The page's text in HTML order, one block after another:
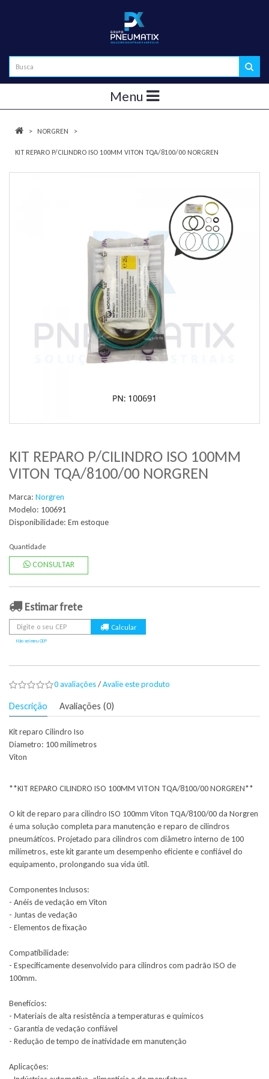
Menu
NORGREN
KIT REPARO P/CILINDRO ISO 100MM VITON TQA/8100/00 NORGREN
KIT REPARO P/CILINDRO ISO 100MM
VITON TQA/8100/00 NORGREN
Marca: Norgren
Modelo: 100691
Disponibilidade: Em estoque
Quantidade
CONSULTAR
Estimar frete
Não sei meu CEP
0 avaliações/Avalie este produto
Descrição Avaliações (0)
Kit reparo Cilindro Iso
Diametro: 100 milímetros
Viton
**KIT REPARO CILINDRO ISO 100MM VITON TQA/8100/00 NORGREN**
O kit de reparo para cilindro ISO 100mm Viton TQA/8100/00 da Norgren
é uma solução completa para manutenção e reparo de cilindros
pneumáticos. Projetado para cilindros com diâmetro interno de 100
milímetros, este kit garante um desempenho eficiente e confiável do
equipamento, prolongando sua vida útil.
Componentes Inclusos:
- Anéis de vedação em Viton
- Juntas de vedação
- Elementos de fixação
Compatibilidade:
- Especificamente desenvolvido para cilindros com padrão ISO de
100mm.
Benefícios:
- Materiais de alta resistência a temperaturas e químicos
- Garantia de vedação confiável
- Redução de tempo de inatividade em manutenção
Aplicações: